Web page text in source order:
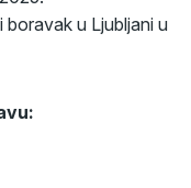
u Ljubljani u